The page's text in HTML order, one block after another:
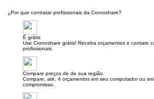
¿Por que contratar profissionais da Cronoshare?
É grátis
Use Cronoshare grátis! Receba orçamentos e contate
profissionais.
Compare preços de de sua região.
Compare, até, 4 orçamentos em seu computador ou
compromisso.